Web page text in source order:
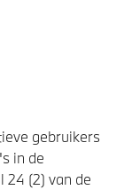
gebruikers
in de
24 (2) van de